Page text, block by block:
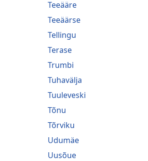
Teeääre
Teeäärse
Tellingu
Terase
Trumbi
Tuhavälja
Tuuleveski
Tõnu
Tõrviku
Udumäe
Uusõue